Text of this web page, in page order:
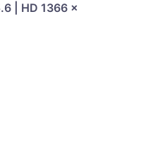
| HD 1366 x